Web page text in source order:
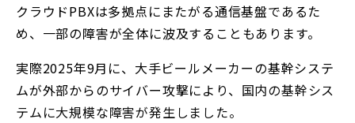
クラウドPBXは多拠点にまたがる通信基盤であるた
め、一部の障害が全体に波及することもあります。
実際2025年9月に、大手ビールメーカーの基幹システ
ムが外部からのサイバー攻撃により、 国内の基幹シス
テムに大規模な障害が発生しました。